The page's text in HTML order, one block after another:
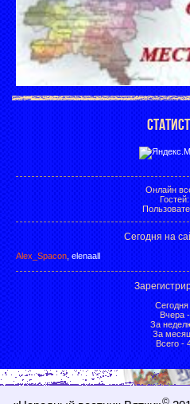
Онлайн
Гостей:
Сегодня на
Alex_Spacon elenaall
Вчера
За
За
Всего -
©